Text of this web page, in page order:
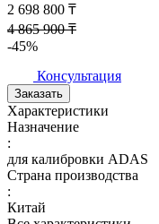
2 698 800 ₸
4 865 900 ₸
-45%
Консультация
Заказать
Характеристики
Назначение
:
для калибровки ADAS
Страна производства
:
Китай